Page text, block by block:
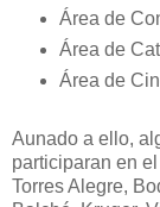
Área de
Área de
Área de
Aunado a ello,
participaran en
Torres Alegre,